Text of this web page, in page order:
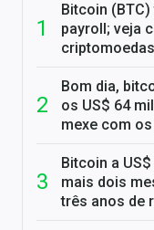
Bitcoin
payroll; veja
Bom dia,
os US$ 64
mexe com
Bitcoin a
mais dois
três anos de